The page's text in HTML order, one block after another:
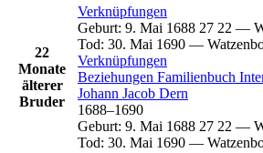
22
Monate
älterer
Bruder
Verknüpfungen
Geburt: 9. Mai 1688 27 22 —
Tod: 30. Mai 1690 —
Verknüpfungen
Beziehungen Familienbuch
Johann Jacob Dern
1688–1690
Geburt: 9. Mai 1688 27 22 —
Tod: 30. Mai 1690 —